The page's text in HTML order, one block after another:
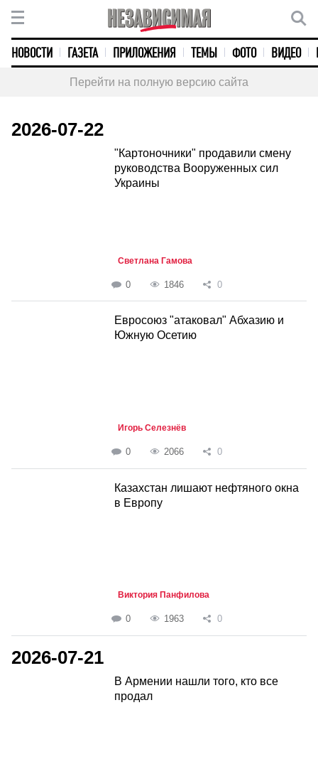
НОВОСТИ ГАЗЕТА ПРИЛОЖЕНИЯ ТЕМЫ ФОТО ВИДЕО
Перейти на полную версию сайта
2026-07-22
"Картоночники" продавили смену
руководства Вооруженных сил
Украины
Светлана Гамова
0 1846 0
Евросоюз "атаковал" Абхазию и
Южную Осетию
Игорь Селезнёв
0 2066 0
Казахстан лишают нефтяного окна
в Европу
Виктория Панфилова
0 1963 0
2026-07-21
В Армении нашли того, кто все
продал